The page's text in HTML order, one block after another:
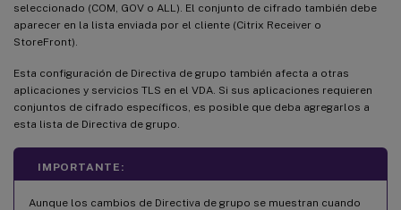
seleccionado (COM, GOV o ALL). El conjunto de cifrado también debe
aparecer en la lista enviada por el cliente (Citrix Receiver o
StoreFront).
Esta configuración de Directiva de grupo también afecta a otras
aplicaciones y servicios TLS en el VDA. Si sus aplicaciones requieren
conjuntos de cifrado específicos, es posible que deba agregarlos a
esta lista de Directiva de grupo.
IMPORTANTE:
Aunque los cambios de Directiva de grupo se muestran cuando